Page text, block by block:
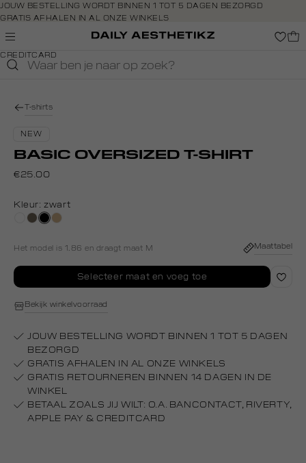
Navigeer
direct naar
de
Open de
direct
footer
JOUW BESTELLING WORDT BINNEN 1 TOT 5 DAGEN BEZORGD
GRATIS AFHALEN IN AL ONZE WINKELS
GRATIS RETOURNEREN BINNEN 14 DAGEN IN DE WINKEL
BETAAL ZOALS JIJ WILT: O.A. BANCONTACT, RIVERTY, APPLE PAY &
CREDITCARD
T-shirts
NEW
BASIC OVERSIZED T-SHIRT
€25.00
Kleur:zwart
witlichtbruin
zwart
tan
Het model is 1.86 en draagt maat M Maattabel
Selecteer maat en voeg toe
Bekijk winkelvoorraad
JOUW BESTELLING WORDT BINNEN 1 TOT 5 DAGEN
BEZORGD
GRATIS AFHALEN IN AL ONZE WINKELS
GRATIS RETOURNEREN BINNEN 14 DAGEN IN DE
WINKEL
BETAAL ZOALS JIJ WILT: O.A. BANCONTACT, RIVERTY,
APPLE PAY & CREDITCARD